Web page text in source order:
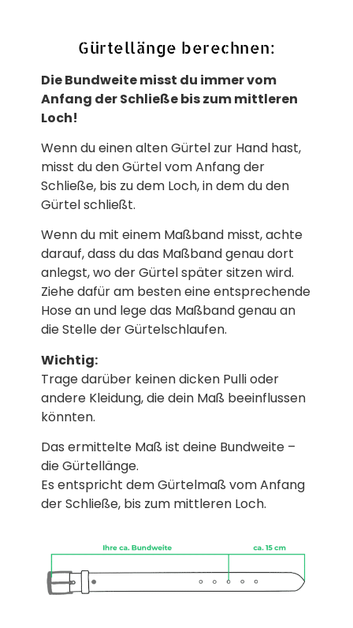
Gürtellänge berechnen:
Die Bundweite misst du immer vom
Anfang der Schließe bis zum mittleren
Loch!
Wenn du einen alten Gürtel zur Hand hast,
misst du den Gürtel vom Anfang der
Schließe, bis zu dem Loch, in dem du den
Gürtel schließt.
Wenn du mit einem Maßband misst, achte
darauf, dass du das Maßband genau dort
anlegst, wo der Gürtel später sitzen wird.
Ziehe dafür am besten eine entsprechende
Hose an und lege das Maßband genau an
die Stelle der Gürtelschlaufen.
Wichtig:
Trage darüber keinen dicken Pulli oder
andere Kleidung, die dein Maß beeinflussen
könnten.
Das ermittelte Maß ist deine Bundweite –
die Gürtellänge.
Es entspricht dem Gürtelmaß vom Anfang
der Schließe, bis zum mittleren Loch.